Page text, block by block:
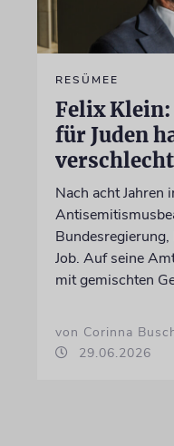
RESÜMEE
Felix
für Juden
Nach acht Jahren
Job. Auf seine
mit gemischten
von Corinna
29.06.2026